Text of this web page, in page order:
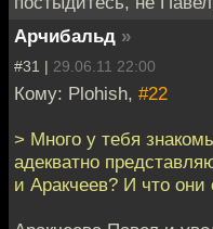
Арчибальд »
#31 | 29.06.11 22:00
Кому: Plohish, #22
> Много у тебя
адекватно
и Аракчеев? И что